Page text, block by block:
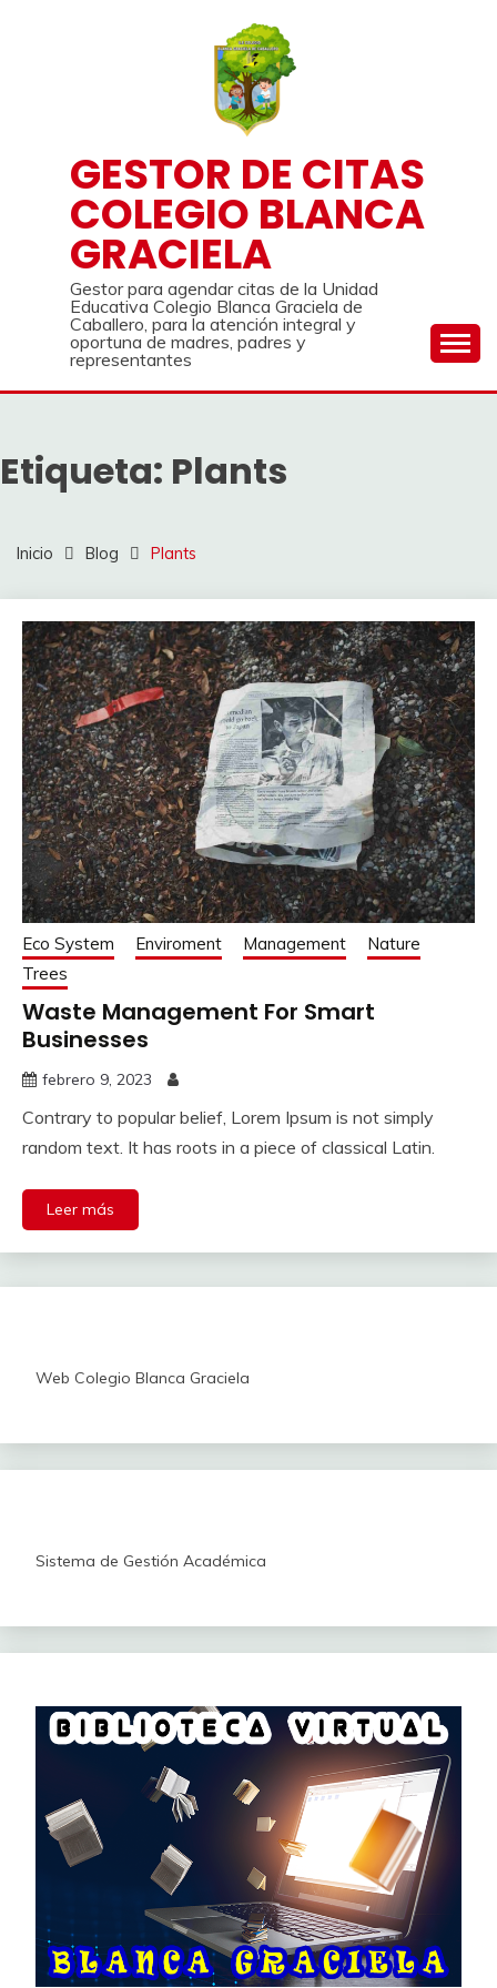
GESTOR DE CITAS
COLEGIO BLANCA
GRACIELA
Gestor para agendar citas de la Unidad
Educativa Colegio Blanca Graciela de
Caballero, para la atención integral y
oportuna de madres, padres y
representantes
Etiqueta: Plants
Inicio Blog Plants
Eco System Enviroment Management
Nature
Trees
Waste Management For Smart
Businesses
febrero 9, 2023
Contrary to popular belief, Lorem Ipsum is not simply
random text. It has roots in a piece of classical Latin.
Leer más
Web Colegio Blanca Graciela
Sistema de Gestión Académica